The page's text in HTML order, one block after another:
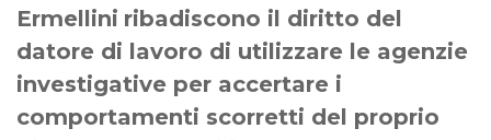
Ermellini ribadiscono il diritto del
datore di lavoro di utilizzare le agenzie
investigative per accertare i
comportamenti scorretti del proprio